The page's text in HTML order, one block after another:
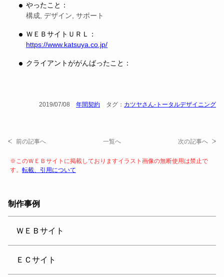
やったこと：
構成, デザイン, サポート
ＷＥＢサイトＵＲＬ：
https://www.katsuya.co.jp/
クライアントががんばったこと：
2019/07/08 年間契約 タグ： カツヤさん-トータルデザイニング
前の記事へ 一覧へ 次の記事へ
※このＷＥＢサイトに掲載しておりますイラスト画像の無断使用は禁止で
す。 転載、引用について
制作事例
ＷＥＢサイト
ＥＣサイト